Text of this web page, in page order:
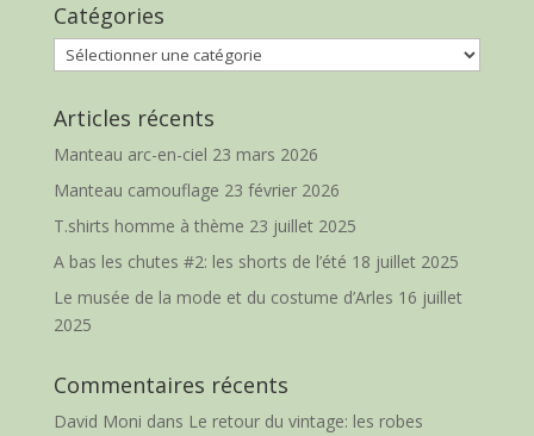
Catégories
Catégories
Articles récents
Manteau arc-en-ciel 23 mars 2026
Manteau camouflage 23 février 2026
T.shirts homme à thème 23 juillet 2025
A bas les chutes #2: les shorts de l’été 18 juillet 2025
Le musée de la mode et du costume d’Arles 16 juillet
2025
Commentaires récents
David Moni dans Le retour du vintage: les robes